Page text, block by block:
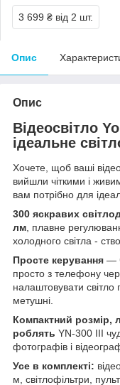
3 699 ₴ від 2 шт.
Опис
Опис
Відеосвітло
ідеальне
Хочете, щоб ваші
вийшли чіткими і
вам потрібно для
300 яскравих
лм, плавне
холодного світла -
Просте керування —
просто з телефону
налаштовувати світло
метушні.
Компактний розмір,
роблять YN-300 III
фотографів і
Усе в комплекті:
м, світлофільтри,